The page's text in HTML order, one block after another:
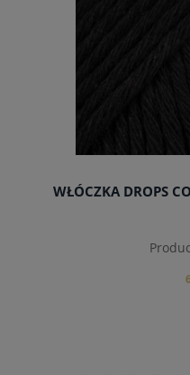
WŁÓCZKA DROPS